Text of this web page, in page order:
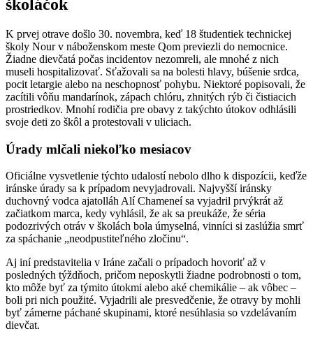
školáčok
K prvej otrave došlo 30. novembra, keď 18 študentiek technickej
školy Nour v náboženskom meste Qom previezli do nemocnice.
Žiadne dievčatá počas incidentov nezomreli, ale mnohé z nich
museli hospitalizovať. Sťažovali sa na bolesti hlavy, búšenie srdca,
pocit letargie alebo na neschopnosť pohybu. Niektoré popisovali, že
zacítili vôňu mandarínok, zápach chlóru, zhnitých rýb či čistiacich
prostriedkov. Mnohí rodičia pre obavy z takýchto útokov odhlásili
svoje deti zo škôl a protestovali v uliciach.
Úrady mlčali niekoľko mesiacov
Oficiálne vysvetlenie týchto udalostí nebolo dlho k dispozícii, keďže
iránske úrady sa k prípadom nevyjadrovali. Najvyšší iránsky
duchovný vodca ajatolláh Alí Chameneí sa vyjadril prvýkrát až
začiatkom marca, kedy vyhlásil, že ak sa preukáže, že séria
podozrivých otráv v školách bola úmyselná, vinníci si zaslúžia smrť
za spáchanie „neodpustiteľného zločinu“.
Aj iní predstavitelia v Iráne začali o prípadoch hovoriť až v
posledných týždňoch, pričom neposkytli žiadne podrobnosti o tom,
kto môže byť za týmito útokmi alebo aké chemikálie – ak vôbec –
boli pri nich použité. Vyjadrili ale presvedčenie, že otravy by mohli
byť zámerne páchané skupinami, ktoré nesúhlasia so vzdelávaním
dievčat.